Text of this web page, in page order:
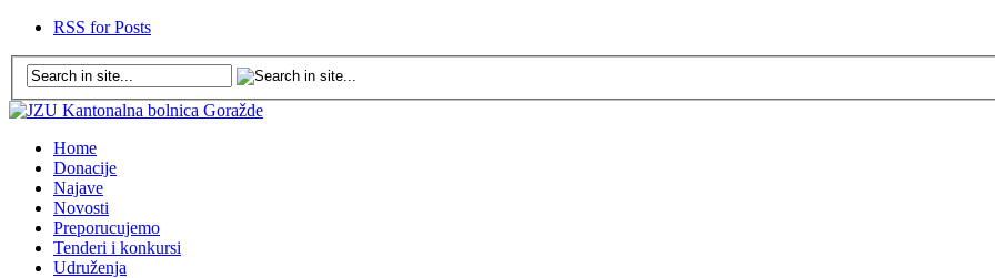
RSS for Posts
Home
Donacije
Najave
Novosti
Preporucujemo
Tenderi i konkursi
Udruženja